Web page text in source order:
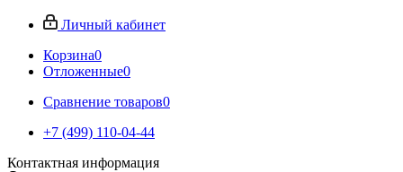
Личный кабинет
Корзина0
Отложенные0
Сравнение товаров0
+7 (499) 110-04-44
Контактная информация